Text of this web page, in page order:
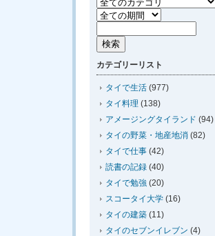
カテゴリーリスト
タイで生活 (977)
タイ料理 (138)
アメージングタイランド (94)
タイの野菜・地産地消 (82)
タイで仕事 (42)
読書の記録 (40)
タイで勉強 (20)
スコータイ大学 (16)
タイの建築 (11)
タイのセブンイレブン (4)